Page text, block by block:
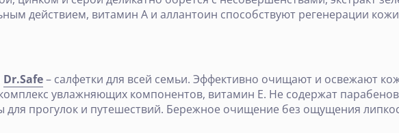
действием, витамин А и аллантоин способствуют регенерации
Dr.Safe– салфетки для всей семьи. Эффективно очищают и освежают
увлажняющих компонентов, витамин Е. Не содержат
для прогулок и путешествий. Бережное очищение без ощущения